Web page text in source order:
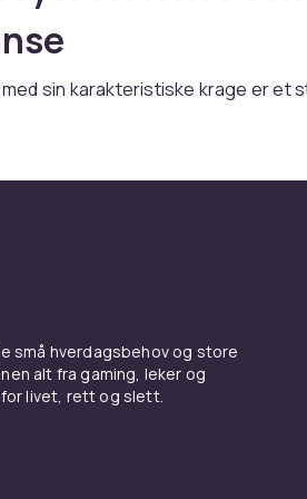
sin karakteristiske krage er et
som puster
bomull puster godt og tørker
med fuktavledning
små hverdagsbehov og store
alt fra gaming, leker og
livet, rett og slett.